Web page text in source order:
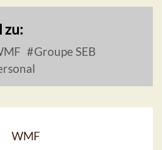
zu:
Groupe SEB
WMF